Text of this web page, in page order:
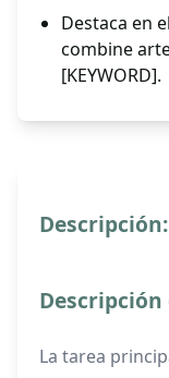
Destaca en
combine
[KEYWORD].
Descripción:
Descripción
La tarea